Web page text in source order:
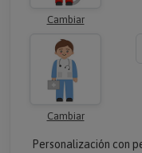
Cambiar
Cambiar
Personalización con